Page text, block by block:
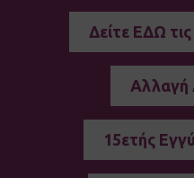
Δείτε ΕΔΩ
Αλλαγή
15ετής